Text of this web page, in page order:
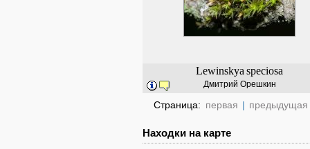
Lewinskya speciosa
Дмитрий Орешкин
Страница: первая | предыдущая
Находки на карте